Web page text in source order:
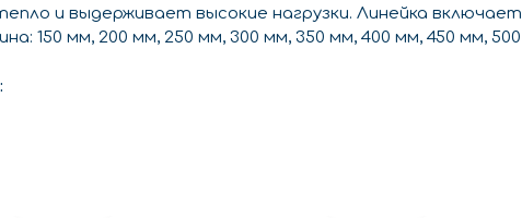
и выдерживает высокие нагрузки. Линейка
150 мм, 200 мм, 250 мм, 300 мм, 350 мм, 400 мм, 450 мм,